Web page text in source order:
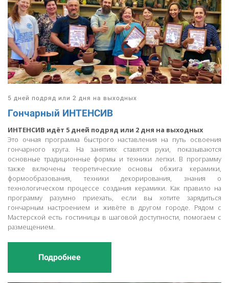
5 дней подряд или 2 дня на выходных
Гончарный ИНТЕНСИВ
ИНТЕНСИВ идёт 5 дней подряд или 2 дня на выходных
Это очная программа быстрого наставления на путь освоения
гончарного круга. На занятиях ставятся руки, показываются
основные традиционные формы и техники лепки. В программу
также включены теоретические основы обжига керамики,
формообразования, техники декорирования, знания о
технологическом процессе создания керамики. Как правило на
программу разумно приехать, если вы хотите зарядиться
гончарным настроением и живёте в другом городе. Рядом с
Мастерской есть гостиницы в шаговой доступности, помогаем с
размещением.
Подробнее